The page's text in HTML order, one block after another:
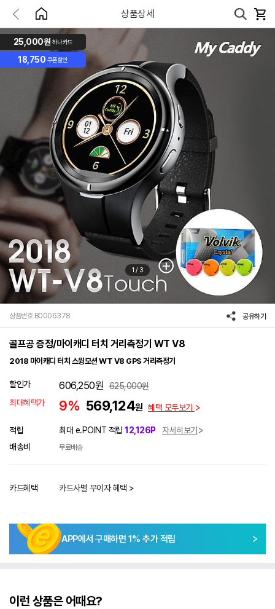
상품상세
25,000원 하나카드
18,750 쿠폰할인
1 / 3
상품번호 B0006378 공유하기
골프공 증정/마이캐디 터치 거리측정기 WT V8
2018 마이캐디 터치 스윙모션 WT V8 GPS 거리측정기
할인가 606,250원 625,000원
최대혜택가
9% 569,124원 혜택 모두보기
적립 최대 e.POINT 적립 12,126P
자세히보기
배송비
무료배송
카드혜택 카드사별 무이자 혜택 >
APP에서 구매하면 1% 추가 적립
이런 상품은 어때요?